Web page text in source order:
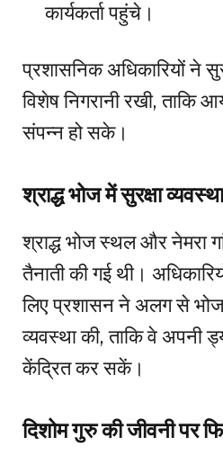
कार्यकर्ता पहुंचे।
प्रशासनिक अधिकारियों ने
विशेष निगरानी रखी, ताकि
संपन्न हो सके।
श्राद्ध भोज में सुरक्षा व्यवस्था
श्राद्ध भोज स्थल और नेमरा
तैनाती की गई थी।
लिए प्रशासन ने अलग से
व्यवस्था की, ताकि वे अपनी
केंद्रित कर सकें।
दिशोम गुरु की जीवनी पर